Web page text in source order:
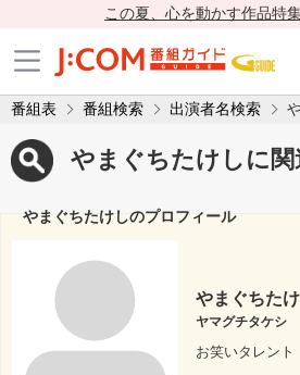
この夏、心を動かす作品特
番組表 番組検索 出演者名検索
やまぐちたけしに関
やまぐちたけしのプロフィール
やまぐちた
ヤマグチタケシ
お笑いタレント